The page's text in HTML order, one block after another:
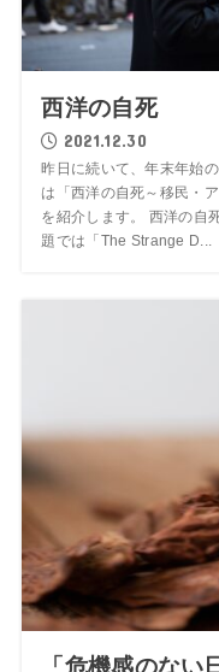
西洋の自死
2021.12.30
昨日に続いて、年末年始
は「西洋の自死～移民・
を紹介します。 西洋の自
題では「The Strange D...
「危機感のない